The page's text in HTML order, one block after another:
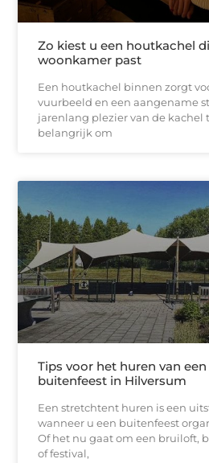
Zo kiest u een houtkachel
woonkamer past
Een houtkachel binnen zorgt
vuurbeeld en een aangename
jarenlang plezier van de kachel
belangrijk om
Tips voor het huren van
buitenfeest in Hilversum
Een stretchtent huren is een
wanneer u een buitenfeest
Of het nu gaat om een bruiloft,
of festival,